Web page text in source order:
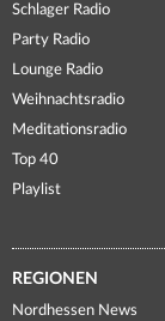
Schlager Radio
Party Radio
Lounge Radio
Weihnachtsradio
Meditationsradio
Top 40
Playlist
REGIONEN
Nordhessen News